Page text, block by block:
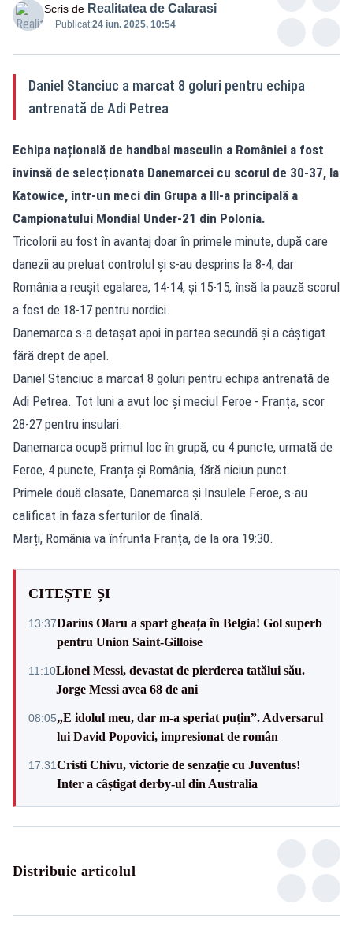
Scris de Realitatea de Calarasi
Publicat:24 iun. 2025, 10:54
Daniel Stanciuc a marcat 8 goluri pentru echipa
antrenată de Adi Petrea
Echipa națională de handbal masculin a României a fost
învinsă de selecționata Danemarcei cu scorul de 30-37, la
Katowice, într-un meci din Grupa a III-a principală a
Campionatului Mondial Under-21 din Polonia.
Tricolorii au fost în avantaj doar în primele minute, după care
danezii au preluat controlul și s-au desprins la 8-4, dar
România a reușit egalarea, 14-14, și 15-15, însă la pauză scorul
a fost de 18-17 pentru nordici.
Danemarca s-a detașat apoi în partea secundă și a câștigat
fără drept de apel.
Daniel Stanciuc a marcat 8 goluri pentru echipa antrenată de
Adi Petrea. Tot luni a avut loc și meciul Feroe - Franța, scor
28-27 pentru insulari.
Danemarca ocupă primul loc în grupă, cu 4 puncte, urmată de
Feroe, 4 puncte, Franța și România, fără niciun punct.
Primele două clasate, Danemarca și Insulele Feroe, s-au
calificat în faza sferturilor de finală.
Marți, România va înfrunta Franța, de la ora 19:30.
CITEȘTE ȘI
13:37Darius Olaru a spart gheața în Belgia! Gol superb
pentru Union Saint-Gilloise
11:10Lionel Messi, devastat de pierderea tatălui său.
Jorge Messi avea 68 de ani
08:05„E idolul meu, dar m-a speriat puțin”. Adversarul
lui David Popovici, impresionat de român
17:31Cristi Chivu, victorie de senzație cu Juventus!
Inter a câștigat derby-ul din Australia
Distribuie articolul